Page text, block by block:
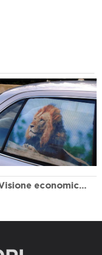
Visione economica e pratica a un modo